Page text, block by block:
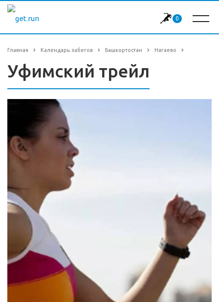
0
Главная Календарь забегов Башкортостан Нагаево
Уфимский трейл